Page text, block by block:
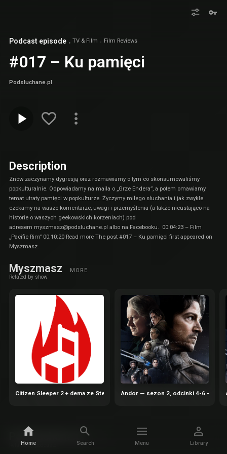
Home Search Menu Library
Podcast episode TV & Film Film Reviews
#017 – Ku pamięci
Podsluchane.pl
Description
Znów zaczynamy dygresją oraz rozmawiamy o tym co skonsumowaliśmy
popkulturalnie. Odpowiadamy na maila o „Grze Endera”, a potem omawiamy
temat utraty pamięci w popkulturze. Życzymy miłego słuchania i jak zwykle
czekamy na wasze komentarze, uwagi i przemyślenia (a także nieustająco na
historie o waszych geekowskich korzeniach) pod
adresem myszmasz@podsluchane.pl albo na Facebooku. 00:04:23 – Film
„Pacific Rim” 00:10:20 Read more The post #017 – Ku pamięci first appeared on
Myszmasz.
Myszmasz MORE
Related by show
Citizen Sleeper 2 + dema ze Steam Next Fest | Gorące Krzesła 65
Andor — sezon 2, odcinki 4-6 —
Podsluchane.pl
Related by podcaster